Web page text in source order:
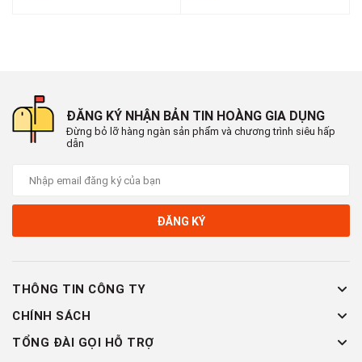
#mocdantuongsieuben #mocdantuongtrong
#moctreodantuongsieudinh #moc #moctreoquanao
#moctreotuong #mocquanao #moctreoquanaogantuong
ĐĂNG KÝ NHẬN BẢN TIN HOÀNG GIA DỤNG
Đừng bỏ lỡ hàng ngàn sản phẩm và chương trình siêu hấp
dẫn
ĐĂNG KÝ
THÔNG TIN CÔNG TY
CHÍNH SÁCH
TỔNG ĐÀI GỌI HỖ TRỢ